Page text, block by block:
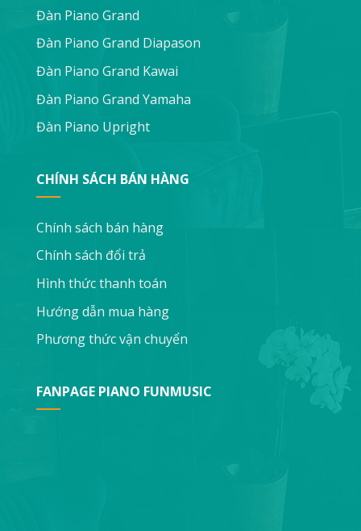
Đàn Piano Grand
Đàn Piano Grand Diapason
Đàn Piano Grand Kawai
Đàn Piano Grand Yamaha
Đàn Piano Upright
CHÍNH SÁCH BÁN HÀNG
Chính sách bán hàng
Chính sách đổi trả
Hình thức thanh toán
Hướng dẫn mua hàng
Phương thức vận chuyển
FANPAGE PIANO FUNMUSIC